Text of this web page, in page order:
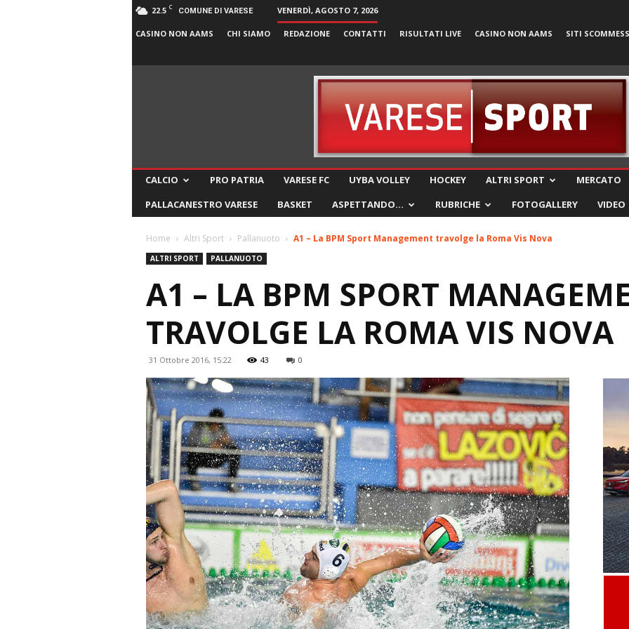
22.5 C COMUNE DI VARESE VENERDÌ, AGOSTO 7, 2026
CASINO NON AAMS CHI SIAMO REDAZIONE CONTATTI RISULTATI LIVE CASINO NON AAMS SITI
CALCIO PRO PATRIA VARESE FC UYBA VOLLEY HOCKEY ALTRI SPORT
MERCATO
PALLACANESTRO VARESE
BASKET ASPETTANDO… RUBRICHE FOTOGALLERY VIDEO
Home Altri Sport Pallanuoto A1 – La BPM Sport Management travolge la Roma Vis Nova
ALTRI SPORT PALLANUOTO
A1 – LA BPM SPORT
TRAVOLGE LA ROMA VIS NOVA
31 Ottobre 2016, 15:22 43 0